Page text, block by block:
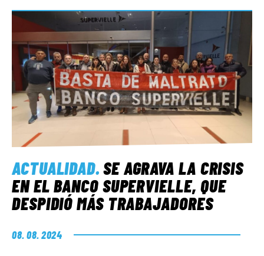
ACTUALIDAD.SE AGRAVA LA CRISIS
EN EL BANCO SUPERVIELLE, QUE
DESPIDIÓ MÁS TRABAJADORES
08. 08. 2024